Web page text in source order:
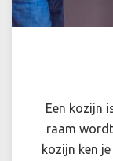
Een kozijn
raam
kozijn ken